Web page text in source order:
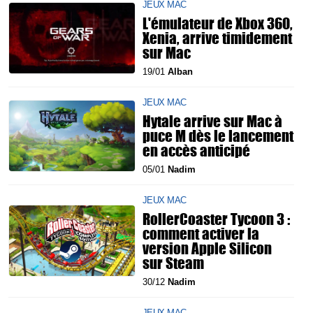
JEUX MAC
L'émulateur de Xbox 360,
Xenia, arrive timidement
sur Mac
19/01 Alban
JEUX MAC
Hytale arrive sur Mac à
puce M dès le lancement
en accès anticipé
05/01 Nadim
JEUX MAC
RollerCoaster Tycoon 3 :
comment activer la
version Apple Silicon
sur Steam
30/12 Nadim